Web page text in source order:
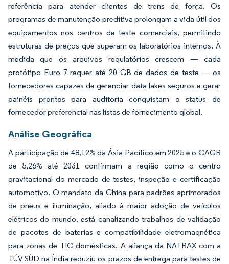
referência para atender clientes de trens de força. Os
programas de manutenção preditiva prolongam a vida útil dos
equipamentos nos centros de teste comerciais, permitindo
estruturas de preços que superam os laboratórios internos. À
medida que os arquivos regulatórios crescem — cada
protótipo Euro 7 requer até 20 GB de dados de teste — os
fornecedores capazes de gerenciar data lakes seguros e gerar
painéis prontos para auditoria conquistam o status de
fornecedor preferencial nas listas de fornecimento global.
Análise Geográfica
A participação de 48,12% da Ásia-Pacífico em 2025 e o CAGR
de 5,26% até 2031 confirmam a região como o centro
gravitacional do mercado de testes, inspeção e certificação
automotivo. O mandato da China para padrões aprimorados
de pneus e iluminação, aliado à maior adoção de veículos
elétricos do mundo, está canalizando trabalhos de validação
de pacotes de baterias e compatibilidade eletromagnética
para zonas de TIC domésticas. A aliança da NATRAX com a
TÜV SÜD na Índia reduziu os prazos de entrega para testes de